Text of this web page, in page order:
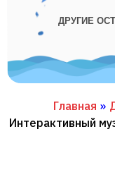
ДРУГИЕ
Главная »
Интерактивный